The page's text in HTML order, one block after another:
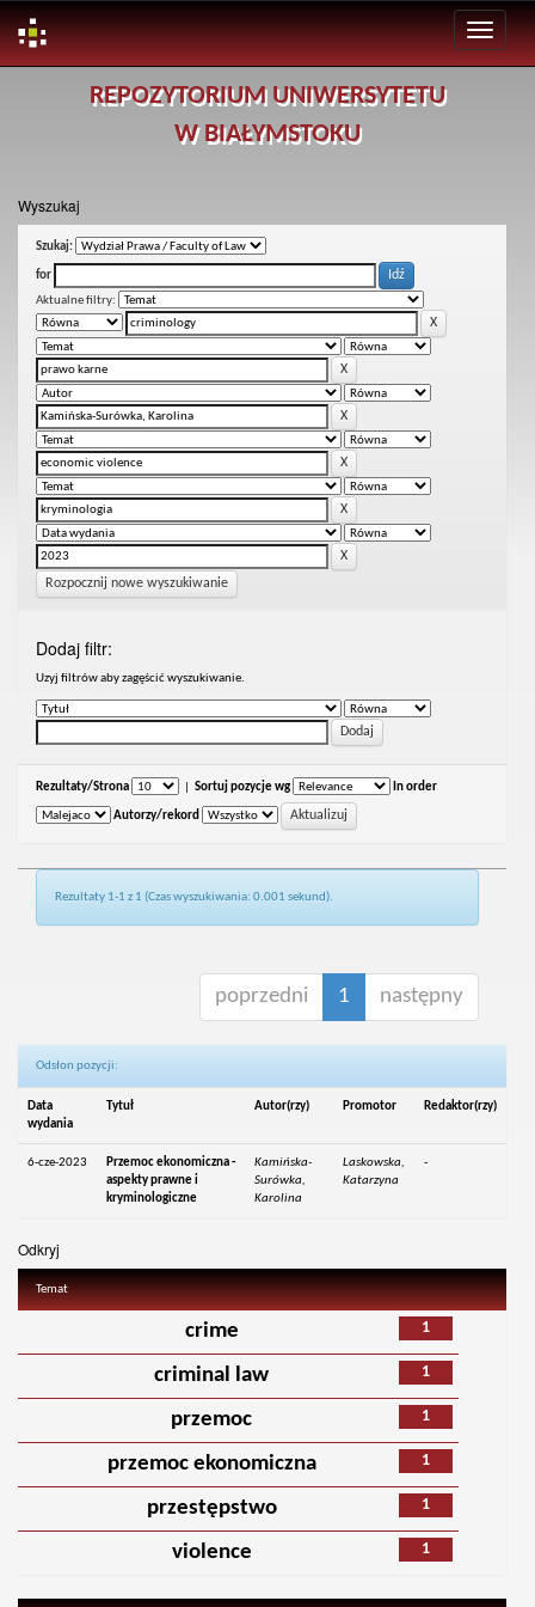
REPOZYTORIUM UNIWERSYTETU
W BIAŁYMSTOKU
Wyszukaj
Szukaj:
for
Aktualne filtry:
Rozpocznij nowe wyszukiwanie
Dodaj filtr:
Uzyj filtrów aby zagęścić wyszukiwanie.
Rezultaty/Strona Sortuj pozycje wg In order
Autorzy/rekord
Rezultaty 1-1 z 1 (Czas wyszukiwania: 0.001 sekund).
poprzedni 1 następny
Odsłon pozycji:
Data
wydania
Tytuł Autor(rzy) Promotor Redaktor(rzy)
6-cze-2023
Przemoc ekonomiczna -
aspekty prawne i
kryminologiczne
Kamińska-
Surówka,
Karolina
Laskowska,
Katarzyna
-
Odkryj
Temat
1
crime
1
criminal law
1
przemoc
1
przemoc ekonomiczna
1
przestępstwo
1
violence